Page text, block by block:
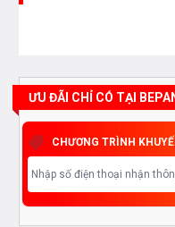
ƯU ĐÃI CHỈ CÓ TẠI
CHƯƠNG TRÌNH